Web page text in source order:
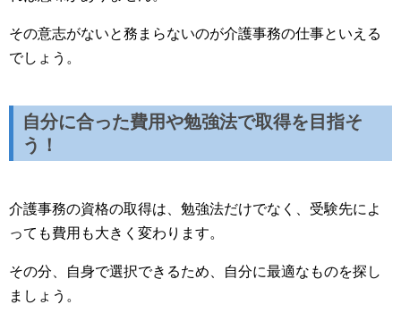
その意志がないと務まらないのが介護事務の仕事といえる
でしょう。
自分に合った費用や勉強法で取得を目指そ
う！
介護事務の資格の取得は、勉強法だけでなく、受験先によ
っても費用も大きく変わります。
その分、自身で選択できるため、自分に最適なものを探し
ましょう。